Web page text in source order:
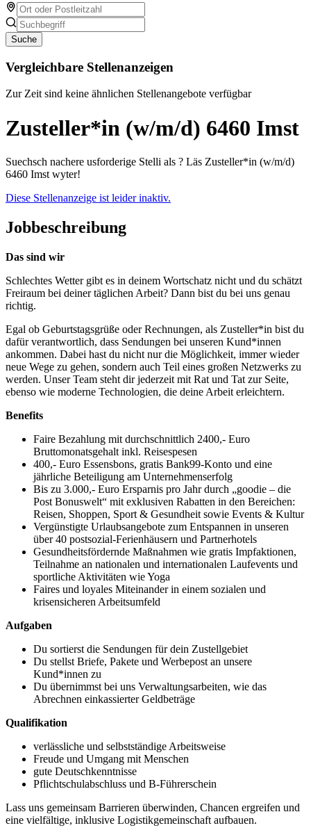
Suche
Vergleichbare Stellenanzeigen
Zur Zeit sind keine ähnlichen Stellenangebote verfügbar
Zusteller*in (w/m/d) 6460 Imst
Suechsch nachere usforderige Stelli als ? Läs Zusteller*in (w/m/d)
6460 Imst wyter!
Diese Stellenanzeige ist leider inaktiv.
Jobbeschreibung
Das sind wir
Schlechtes Wetter gibt es in deinem Wortschatz nicht und du schätzt
Freiraum bei deiner täglichen Arbeit? Dann bist du bei uns genau
richtig.
Egal ob Geburtstagsgrüße oder Rechnungen, als Zusteller*in bist du
dafür verantwortlich, dass Sendungen bei unseren Kund*innen
ankommen. Dabei hast du nicht nur die Möglichkeit, immer wieder
neue Wege zu gehen, sondern auch Teil eines großen Netzwerks zu
werden. Unser Team steht dir jederzeit mit Rat und Tat zur Seite,
ebenso wie moderne Technologien, die deine Arbeit erleichtern.
Benefits
Faire Bezahlung mit durchschnittlich 2400,- Euro
Bruttomonatsgehalt inkl. Reisespesen
400,- Euro Essensbons, gratis Bank99-Konto und eine
jährliche Beteiligung am Unternehmenserfolg
Bis zu 3.000,- Euro Ersparnis pro Jahr durch „goodie – die
Post Bonuswelt“ mit exklusiven Rabatten in den Bereichen:
Reisen, Shoppen, Sport & Gesundheit sowie Events & Kultur
Vergünstigte Urlaubsangebote zum Entspannen in unseren
über 40 postsozial-Ferienhäusern und Partnerhotels
Gesundheitsfördernde Maßnahmen wie gratis Impfaktionen,
Teilnahme an nationalen und internationalen Laufevents und
sportliche Aktivitäten wie Yoga
Faires und loyales Miteinander in einem sozialen und
krisensicheren Arbeitsumfeld
Aufgaben
Du sortierst die Sendungen für dein Zustellgebiet
Du stellst Briefe, Pakete und Werbepost an unsere
Kund*innen zu
Du übernimmst bei uns Verwaltungsarbeiten, wie das
Abrechnen einkassierter Geldbeträge
Qualifikation
verlässliche und selbstständige Arbeitsweise
Freude und Umgang mit Menschen
gute Deutschkenntnisse
Pflichtschulabschluss und B-Führerschein
Lass uns gemeinsam Barrieren überwinden, Chancen ergreifen und
eine vielfältige, inklusive Logistikgemeinschaft aufbauen.